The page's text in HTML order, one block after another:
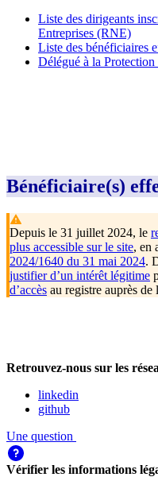
Liste des dirigeants
Entreprises (RNE)
Liste des bénéficiaires
Délégué à la
Bénéficiaire(s)
Depuis le 31 juillet 2024, le
plus accessible sur le site, en
2024/1640 du 31 mai 2024.
justifier d’un intérêt légitime
d’accès au registre auprès de
Retrouvez-nous sur les
linkedin
github
Une question
Vérifier les informations